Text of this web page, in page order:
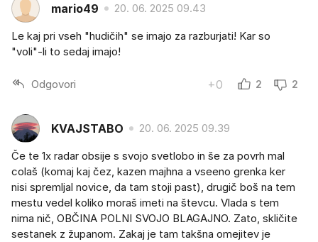
mario49 20. 06. 2025 09.43
Le kaj pri vseh "hudičih" se imajo za razburjati! Kar so
"voli"-li to sedaj imajo!
Odgovori +0 2 2
KVAJSTABO 20. 06. 2025 09.39
Če te 1x radar obsije s svojo svetlobo in še za povrh mal
colaš (komaj kaj čez, kazen majhna a vseeno grenka ker
nisi spremljal novice, da tam stoji past), drugič boš na tem
mestu vedel koliko moraš imeti na števcu. Vlada s tem
nima nič, OBČINA POLNI SVOJO BLAGAJNO. Zato, skličite
sestanek z županom. Zakaj je tam takšna omejitev je